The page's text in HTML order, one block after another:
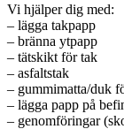
Vi hjälper dig med:
– lägga takpapp
– bränna ytpapp
– tätskikt för tak
– asfaltstak
– gummimatta/duk
– lägga papp på
– genomföringar